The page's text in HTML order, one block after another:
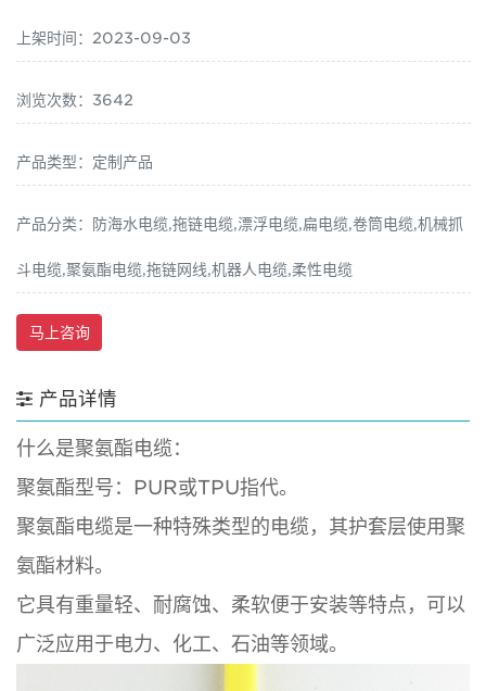
上架时间：2023-09-03
浏览次数：3642
产品类型：定制产品
产品分类：防海水电缆,拖链电缆,漂浮电缆,扁电缆,卷筒电缆,机械抓
斗电缆,聚氨酯电缆,拖链网线,机器人电缆,柔性电缆
马上咨询
产品详情
什么是聚氨酯电缆：
聚氨酯型号：PUR或TPU指代。
聚氨酯电缆是一种特殊类型的电缆，其护套层使用聚
氨酯材料。
它具有重量轻、耐腐蚀、柔软便于安装等特点，可以
广泛应用于电力、化工、石油等领域。